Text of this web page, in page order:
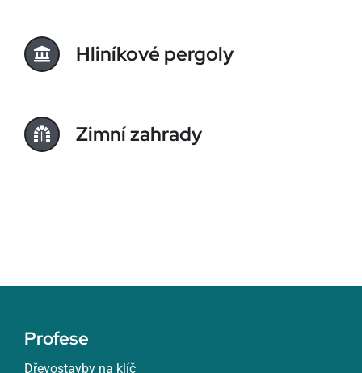
Hliníkové pergoly
Zimní zahrady
Profese
Dřevostavby na klíč